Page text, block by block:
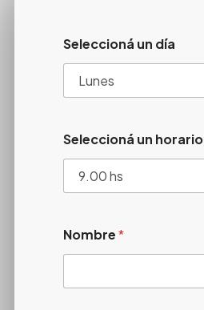
Seleccioná un día
Seleccioná un horario
Nombre*